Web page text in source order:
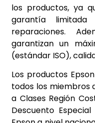
los productos, ya
garantía
reparaciones.
garantizan un
(estándar ISO),
Los productos
todos los miembros
a Clases Región
Descuento